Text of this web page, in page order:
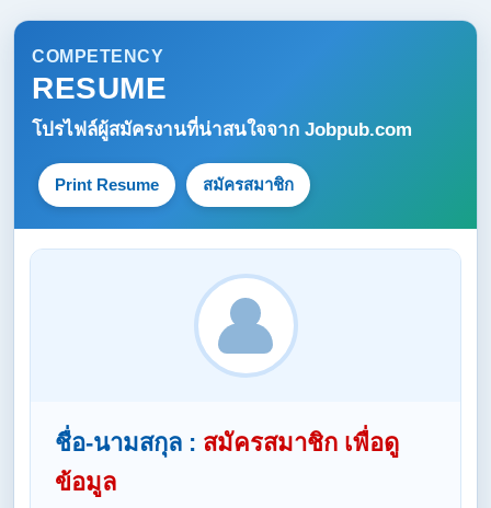
COMPETENCY
RESUME
โปรไฟล์ผู้สมัครงานที่น่าสนใจจาก Jobpub.com
Print Resume สมัครสมาชิก
ชื่อ-นามสกุล : สมัครสมาชิก เพื่อดู
ข้อมูล